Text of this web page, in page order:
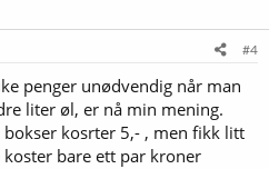
#4
penger unødvendig når man
liter øl, er nå min mening.
kosrter 5,- , men fikk litt
bare ett par kroner